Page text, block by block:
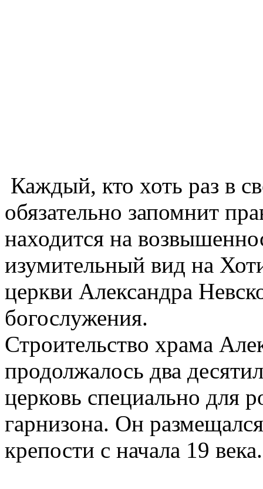
Каждый, кто хоть раз в
обязательно запомнит
находится на
изумительный вид на
церкви Александра
богослужения.
Строительство храма
продолжалось два
церковь специально для
гарнизона. Он
крепости с начала 19 века.